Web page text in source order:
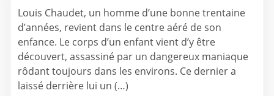
Louis Chaudet, un homme d’une bonne trentaine
d’années, revient dans le centre aéré de son
enfance. Le corps d’un enfant vient d’y être
découvert, assassiné par un dangereux maniaque
rôdant toujours dans les environs. Ce dernier a
laissé derrière lui un (…)